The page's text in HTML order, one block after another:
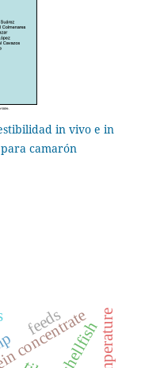
in vivo e in
camarón
temperature
shellfish
feeds